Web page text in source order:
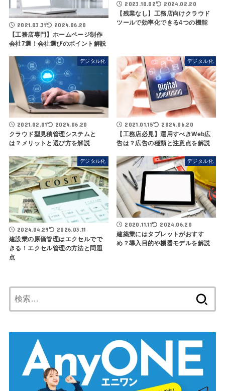
2021.03.31 2024.06.20
【工務店専門】ホームページ制作
会社7選！会社選びのポイント解説
2023.10.02 2024.02.20
【残業なし】工務店向けクラウド
ツールで効率化できる4つの機能
デジタル化
2021.02.01 2024.06.20
クラウド型見積管理システムと
は？メリットと選び方を解説
デジタル化
2021.01.15 2024.06.20
【工務店必見】運用すべきWeb広
告は？広告の種類と注意点を解説
デジタル化
2024.04.29 2026.03.11
建設業の原価管理はエクセルでで
きる！エクセル管理の方法と問題
点
デジタル化
2020.11.11 2024.06.20
建築業にはタブレットがおすす
め？導入目的や機器モデルを解説
索: